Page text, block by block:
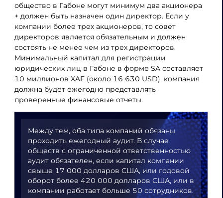
общество в Габоне могут минимум два акционера
+ должен быть назначен один директор. Если у
компании более трех акционеров, то совет
директоров является обязательным и должен
состоять не менее чем из трех директоров.
Минимальный капитал для регистрации
юридических лиц в Габоне в форме SA составляет
10 миллионов XAF (около 16 630 USD), компания
должна будет ежегодно представлять
проверенные финансовые отчеты.
Между тем, оба типа компаний обязаны
проходить ежегодный аудит. В случае
обществ с ограниченной ответственностью
аудит обязателен, если капитал компании
свыше 17 000 долларов США, или годовой
оборот более 420 000 долларов США, или в
компании работает больше 50 сотрудников.